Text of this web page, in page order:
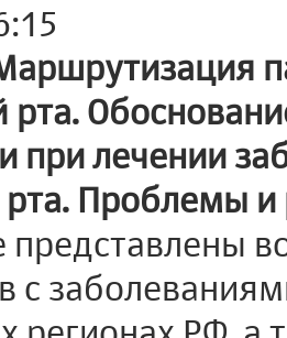
рта.
при лечении
рта. Проблемы
представлены
с